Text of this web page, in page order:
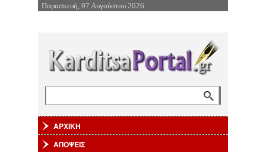
Επιστροφή στην Πλοήγηση
Παρασκευή, 07 Αυγούστου 2026
ΑΡΧΙΚΗ
ΑΠΟΨΕΙΣ